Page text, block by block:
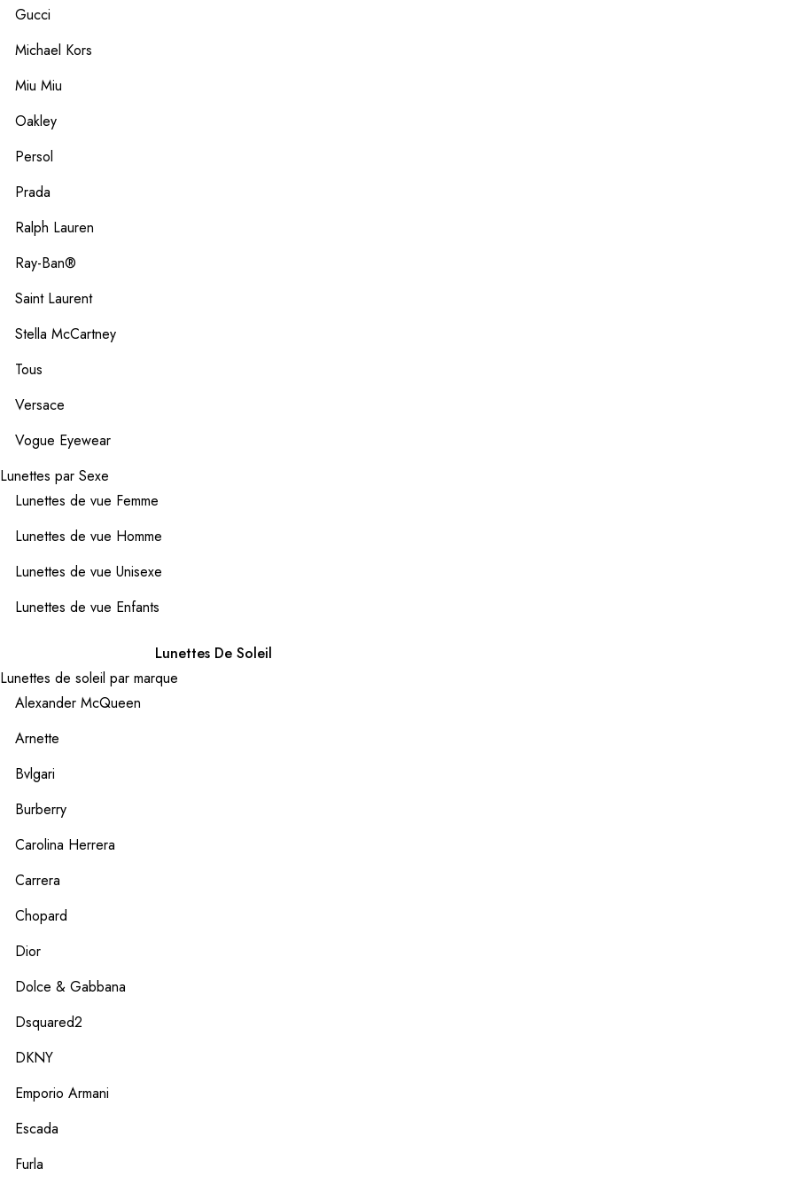
Gucci
Michael Kors
Miu Miu
Oakley
Persol
Prada
Ralph Lauren
Ray-Ban®
Saint Laurent
Stella McCartney
Tous
Versace
Vogue Eyewear
Lunettes par Sexe
Lunettes de vue Femme
Lunettes de vue Homme
Lunettes de vue Unisexe
Lunettes de vue Enfants
Lunettes De Soleil
Lunettes de soleil par marque
Alexander McQueen
Arnette
Bvlgari
Burberry
Carolina Herrera
Carrera
Chopard
Dior
Dolce & Gabbana
Dsquared2
DKNY
Emporio Armani
Escada
Furla